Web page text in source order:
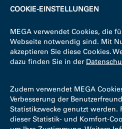
COOKIE-EINSTELLUNGEN
MEGA verwendet Cookies, die
Webseite notwendig sind. Mit
akzeptieren Sie diese Cookies.
dazu finden Sie in der
Zudem verwendet MEGA
Verbesserung der
Statistikzwecke genutzt werden.
dieser Statistik- und Komfort-